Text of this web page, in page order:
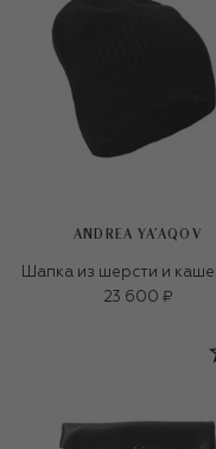
ANDREA YA'AQOV
Шапка из шерсти и
23 600 ₽